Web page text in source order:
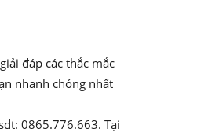
đáp các thắc mắc
nhanh chóng nhất
0865.776.663. Tại